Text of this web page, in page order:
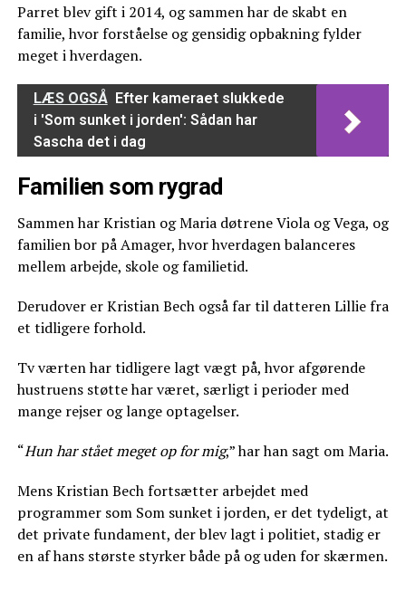
Parret blev gift i 2014, og sammen har de skabt en
familie, hvor forståelse og gensidig opbakning fylder
meget i hverdagen.
LÆS OGSÅ Efter kameraet slukkede
i 'Som sunket i jorden': Sådan har
Sascha det i dag
Familien som rygrad
Sammen har Kristian og Maria døtrene Viola og Vega, og
familien bor på Amager, hvor hverdagen balanceres
mellem arbejde, skole og familietid.
Derudover er Kristian Bech også far til datteren Lillie fra
et tidligere forhold.
Tv værten har tidligere lagt vægt på, hvor afgørende
hustruens støtte har været, særligt i perioder med
mange rejser og lange optagelser.
“Hun har stået meget op for mig,” har han sagt om Maria.
Mens Kristian Bech fortsætter arbejdet med
programmer som Som sunket i jorden, er det tydeligt, at
det private fundament, der blev lagt i politiet, stadig er
en af hans største styrker både på og uden for skærmen.